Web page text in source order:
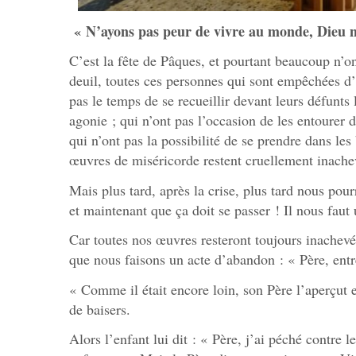
« N’ayons pas peur de vivre au monde, Dieu
C’est la fête de Pâques, et pourtant beaucoup
deuil, toutes ces personnes qui sont empêchées
pas le temps de se recueillir devant leurs
agonie ; qui n’ont pas l’occasion de les entourer
qui n’ont pas la possibilité de se prendre dans
œuvres de miséricorde restent cruellement
Mais plus tard, après la crise, plus tard nous
et maintenant que ça doit se passer ! Il nous
Car toutes nos œuvres resteront toujours
que nous faisons un acte d’abandon : « Père,
« Comme il était encore loin, son Père
de baisers.
Alors l’enfant lui dit : « Père, j’ai péché contre